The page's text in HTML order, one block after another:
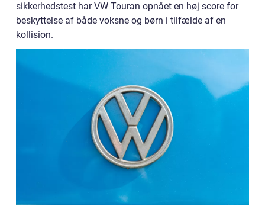
sikkerhedstest har VW Touran opnået en høj score for
beskyttelse af både voksne og børn i tilfælde af en
kollision.